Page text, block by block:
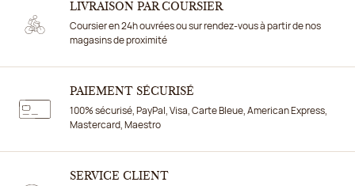
LIVRAISON PAR COURSIER
Coursier en 24h ouvrées ou sur rendez-vous à partir de nos
magasins de proximité
PAIEMENT SÉCURISÉ
100% sécurisé, PayPal, Visa, Carte Bleue, American Express,
Mastercard, Maestro
SERVICE CLIENT